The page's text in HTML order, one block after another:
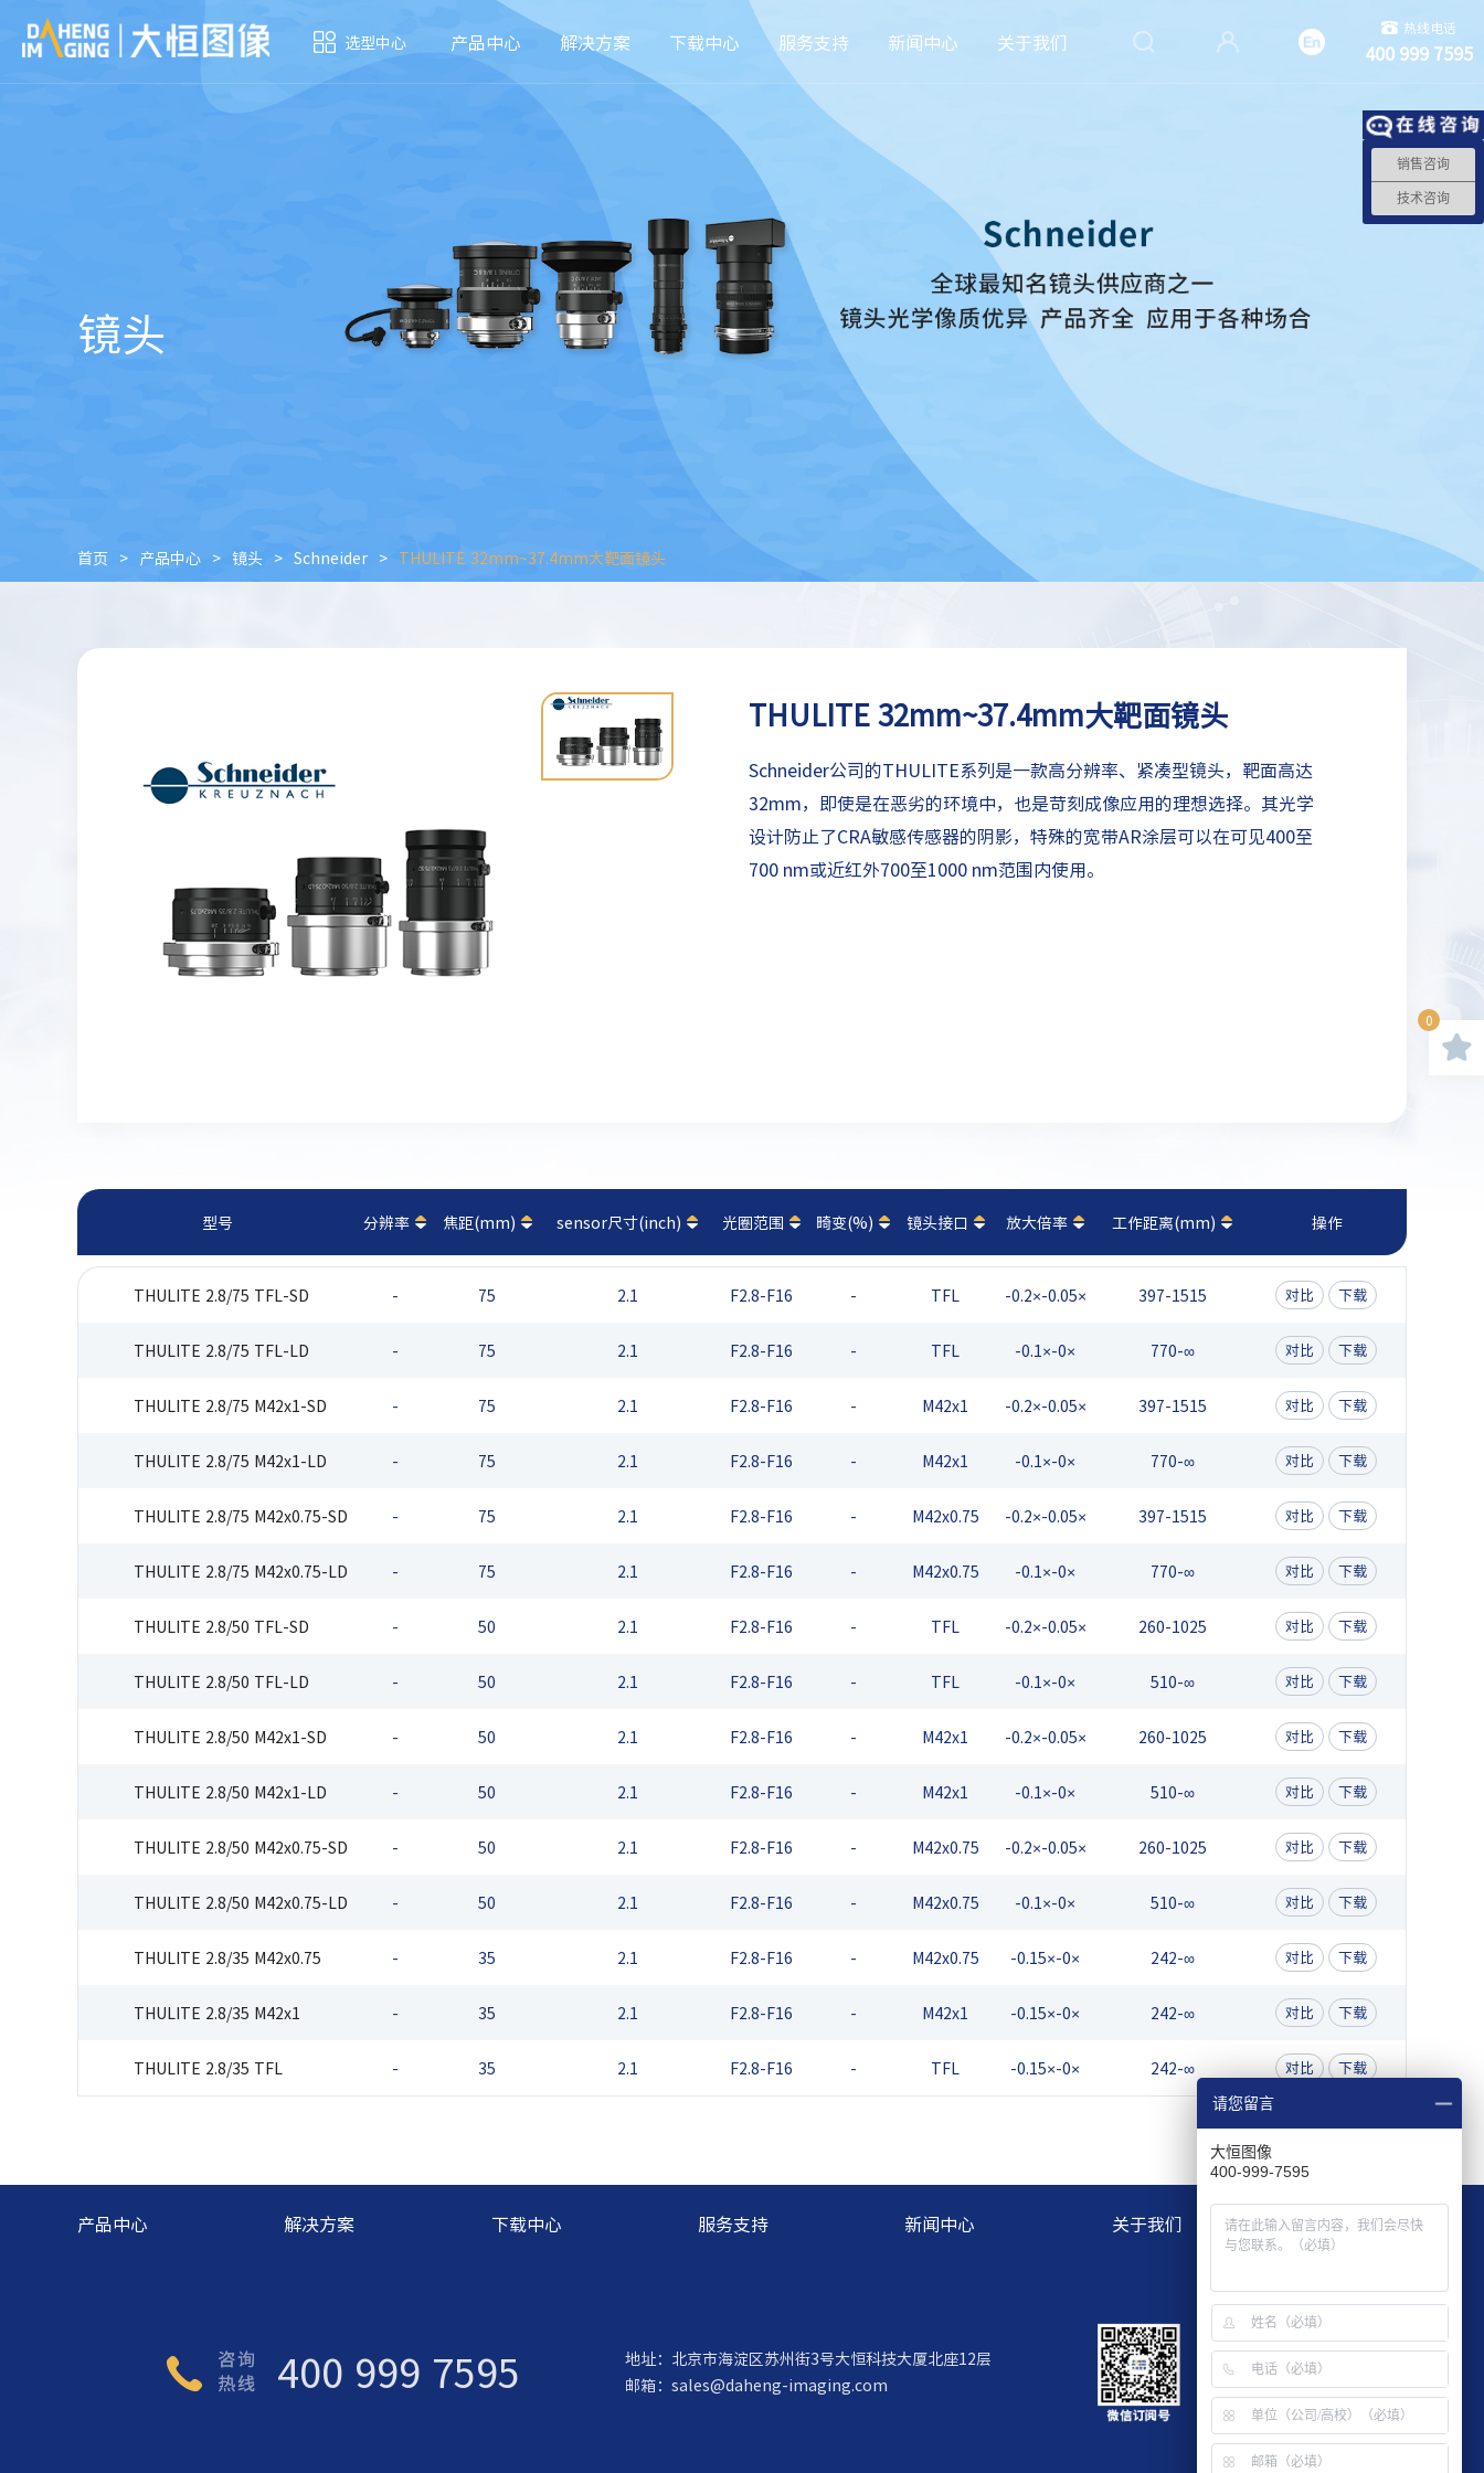
选型中心 产品中心 解决方案 下载中心 服务支持 新闻中心 关于我们
热线电话
400 999 7595
镜头
首页 > 产品中心 > 镜头 > Schneider > THULITE 32mm~37.4mm大靶面镜头
THULITE 32mm~37.4mm大靶面镜头
Schneider公司的THULITE系列是一款高分辨率、紧凑型镜头，靶面高达
32mm，即使是在恶劣的环境中，也是苛刻成像应用的理想选择。其光学
设计防止了CRA敏感传感器的阴影，特殊的宽带AR涂层可以在可见400至
700 nm或近红外700至1000 nm范围内使用。
型号 分辨率 焦距(mm) sensor尺寸(inch) 光圈范围 畸变(%) 镜头接口 放大倍率 工作距离(mm) 操作
THULITE 2.8/75 TFL-SD - 75 2.1 F2.8-F16 - TFL -0.2×-0.05× 397-1515 对比 下载
THULITE 2.8/75 TFL-LD - 75 2.1 F2.8-F16 - TFL -0.1×-0× 770-∞ 对比 下载
THULITE 2.8/75 M42x1-SD - 75 2.1 F2.8-F16 - M42x1 -0.2×-0.05× 397-1515 对比 下载
THULITE 2.8/75 M42x1-LD - 75 2.1 F2.8-F16 - M42x1 -0.1×-0× 770-∞ 对比 下载
THULITE 2.8/75 M42x0.75-SD - 75 2.1 F2.8-F16 - M42x0.75 -0.2×-0.05× 397-1515 对比 下载
THULITE 2.8/75 M42x0.75-LD - 75 2.1 F2.8-F16 - M42x0.75 -0.1×-0× 770-∞ 对比 下载
THULITE 2.8/50 TFL-SD - 50 2.1 F2.8-F16 - TFL -0.2×-0.05× 260-1025 对比 下载
THULITE 2.8/50 TFL-LD - 50 2.1 F2.8-F16 - TFL -0.1×-0× 510-∞ 对比 下载
THULITE 2.8/50 M42x1-SD - 50 2.1 F2.8-F16 - M42x1 -0.2×-0.05× 260-1025 对比 下载
THULITE 2.8/50 M42x1-LD - 50 2.1 F2.8-F16 - M42x1 -0.1×-0× 510-∞ 对比 下载
THULITE 2.8/50 M42x0.75-SD - 50 2.1 F2.8-F16 - M42x0.75 -0.2×-0.05× 260-1025 对比 下载
THULITE 2.8/50 M42x0.75-LD - 50 2.1 F2.8-F16 - M42x0.75 -0.1×-0× 510-∞ 对比 下载
THULITE 2.8/35 M42x0.75 - 35 2.1 F2.8-F16 - M42x0.75 -0.15×-0× 242-∞ 对比 下载
THULITE 2.8/35 M42x1 - 35 2.1 F2.8-F16 - M42x1 -0.15×-0× 242-∞ 对比 下载
THULITE 2.8/35 TFL - 35 2.1 F2.8-F16 - TFL -0.15×-0× 242-∞ 对比 下载
0
产品中心 解决方案 下载中心 服务支持 新闻中心 关于我们
400 999 7595
地址：北京市海淀区苏州街3号大恒科技大厦北座12层
邮箱：sales@daheng-imaging.com
销售咨询
技术咨询
请您留言
大恒图像
400-999-7595